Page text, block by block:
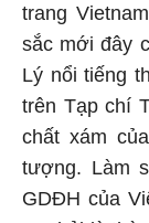
trang
sắc mới đây
Lý nổi tiếng
trên Tạp chí
chất xám
tượng. Làm
GDĐH của